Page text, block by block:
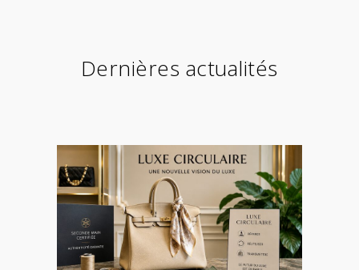
Dernières actualités